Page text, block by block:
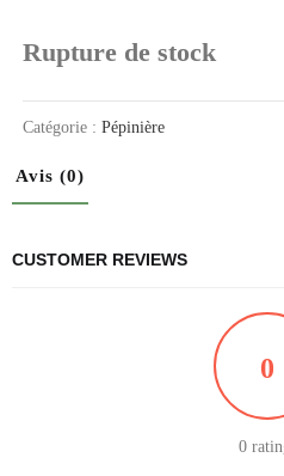
Rupture de stock
Catégorie :Pépinière
Avis (0)
CUSTOMER REVIEWS
0
0